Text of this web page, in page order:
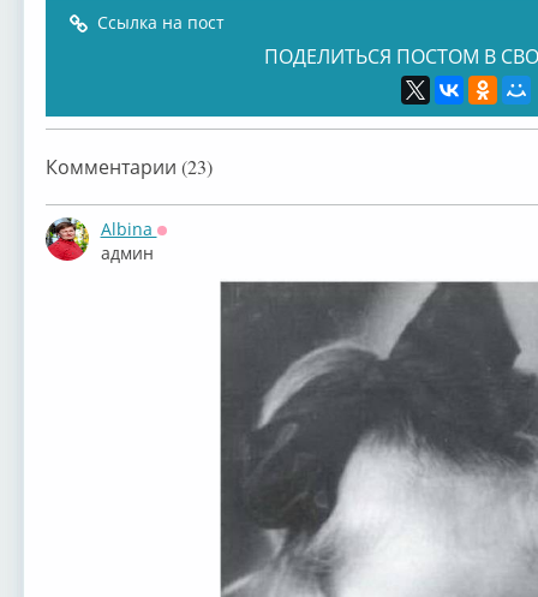
Ссылка на пост
ПОДЕЛИТЬСЯ ПОСТОМ В
Комментарии (23)
Albina
Оффлайн
админ